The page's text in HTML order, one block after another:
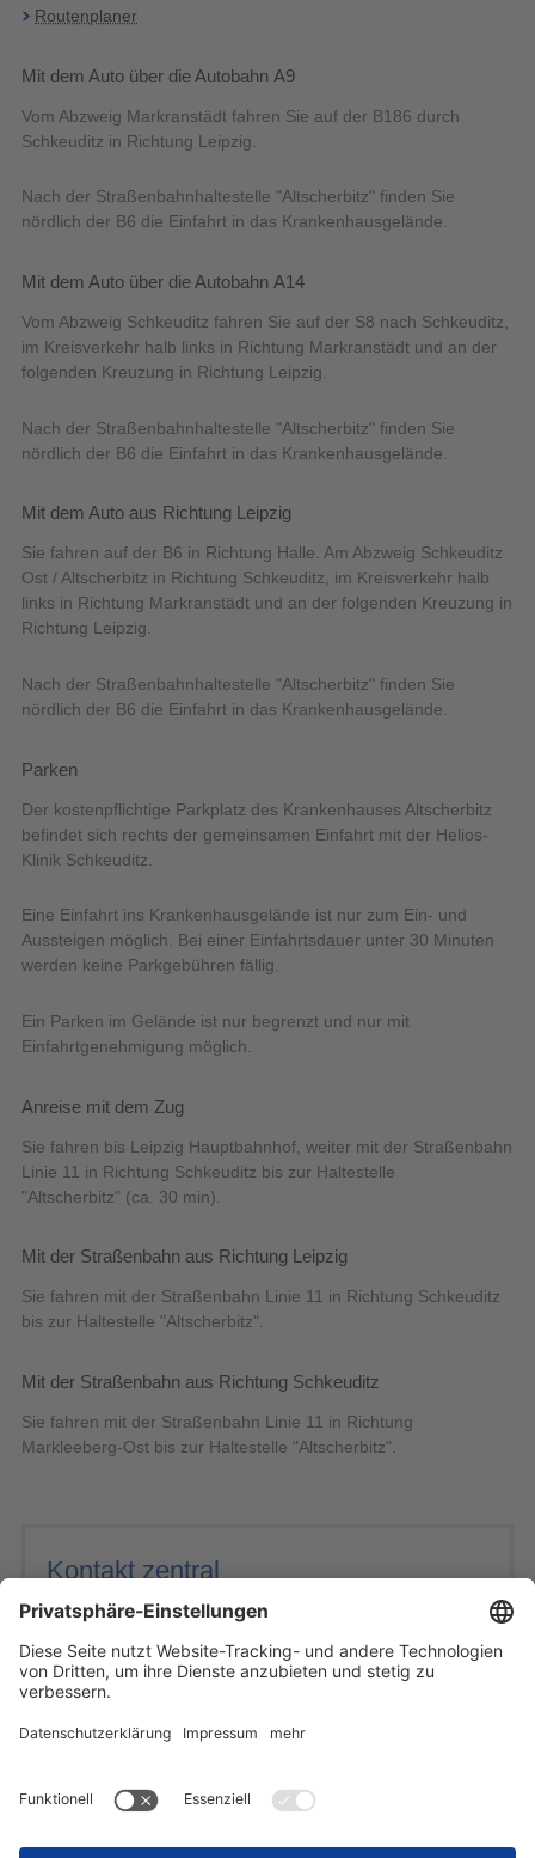
powered by
Management Platform
Routenplaner
Mit dem Auto über die Autobahn A9
Vom Abzweig Markranstädt fahren Sie auf der B186 durch
Schkeuditz in Richtung Leipzig.
Nach der Straßenbahnhaltestelle "Altscherbitz" finden Sie
nördlich der B6 die Einfahrt in das Krankenhausgelände.
Mit dem Auto über die Autobahn A14
Vom Abzweig Schkeuditz fahren Sie auf der S8 nach Schkeuditz,
im Kreisverkehr halb links in Richtung Markranstädt und an der
folgenden Kreuzung in Richtung Leipzig.
Nach der Straßenbahnhaltestelle "Altscherbitz" finden Sie
nördlich der B6 die Einfahrt in das Krankenhausgelände.
Mit dem Auto aus Richtung Leipzig
Sie fahren auf der B6 in Richtung Halle. Am Abzweig Schkeuditz
Ost / Altscherbitz in Richtung Schkeuditz, im Kreisverkehr halb
links in Richtung Markranstädt und an der folgenden Kreuzung in
Richtung Leipzig.
Nach der Straßenbahnhaltestelle "Altscherbitz" finden Sie
nördlich der B6 die Einfahrt in das Krankenhausgelände.
Parken
Der kostenpflichtige Parkplatz des Krankenhauses Altscherbitz
befindet sich rechts der gemeinsamen Einfahrt mit der Helios-
Klinik Schkeuditz.
Eine Einfahrt ins Krankenhausgelände ist nur zum Ein- und
Aussteigen möglich. Bei einer Einfahrtsdauer unter 30 Minuten
werden keine Parkgebühren fällig.
Ein Parken im Gelände ist nur begrenzt und nur mit
Einfahrtgenehmigung möglich.
Anreise mit dem Zug
Sie fahren bis Leipzig Hauptbahnhof, weiter mit der Straßenbahn
Linie 11 in Richtung Schkeuditz bis zur Haltestelle
"Altscherbitz" (ca. 30 min).
Mit der Straßenbahn aus Richtung Leipzig
Sie fahren mit der Straßenbahn Linie 11 in Richtung Schkeuditz
bis zur Haltestelle "Altscherbitz".
Mit der Straßenbahn aus Richtung Schkeuditz
Sie fahren mit der Straßenbahn Linie 11 in Richtung
Markleeberg-Ost bis zur Haltestelle "Altscherbitz".
Kontakt zentral
Sächsisches Krankenhaus Altscherbitz
Fachkrankenhaus für Psychiatrie und Neurologie
Leipziger Straße 59
04435 Schkeuditz (bei Leipzig)
Tel.: 034204 87-0